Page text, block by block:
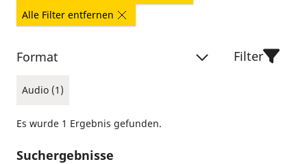
Alle Filter entfernen
Format
Audio (1)
Filter
Es wurde 1 Ergebnis gefunden.
Suchergebnisse